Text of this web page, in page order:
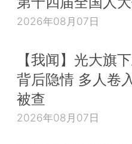
2026年08月07日
【我闻】光大旗
背后隐情 多人卷
被查
2026年08月07日